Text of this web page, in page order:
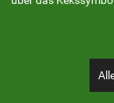
Der Google